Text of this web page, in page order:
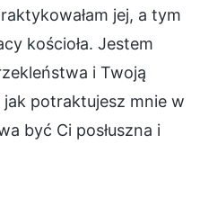
jej, a tym
kościoła. Jestem
i Twoją
potraktujesz mnie w
być Ci posłuszna i